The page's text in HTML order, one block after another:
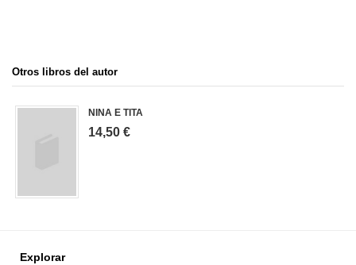
Otros libros del autor
NINA E TITA
14,50 €
Explorar